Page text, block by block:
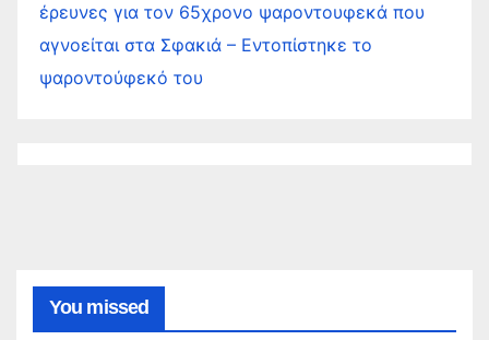
έρευνες για τον 65χρονο ψαροντουφεκά που
αγνοείται στα Σφακιά – Εντοπίστηκε το
ψαροντούφεκό του
You missed